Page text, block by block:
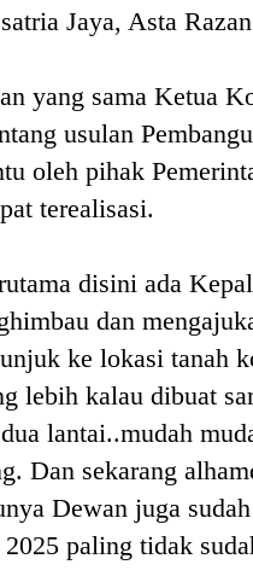
Jaya, Asta
yang sama Ketua
usulan
oleh pihak
terealisasi.
disini ada
dan
ke lokasi tanah
lebih kalau dibuat
lantai..mudah
Dan sekarang
Dewan juga
2025 paling tidak